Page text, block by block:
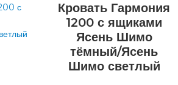
увеличить
Кровать Гармония
1200 с ящиками
Ясень Шимо
тёмный/Ясень
Шимо светлый